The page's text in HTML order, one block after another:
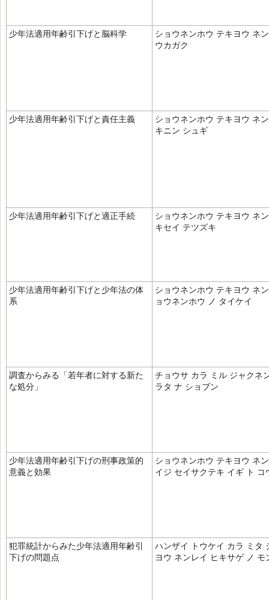
少年法適用年齢引下げと脳科学
ショウネンホウ テキヨウ ネ
ウカガク
少年法適用年齢引下げと責任主義
ショウネンホウ テキヨウ ネ
キニン シュギ
少年法適用年齢引下げと適正手続
ショウネンホウ テキヨウ ネ
キセイ テツズキ
少年法適用年齢引下げと少年法の体
系
ショウネンホウ テキヨウ ネ
ョウネンホウ ノ タイケイ
調査からみる「若年者に対する新た
な処分」
チョウサ カラ ミル ジャクネ
ラタ ナ ショブン
少年法適用年齢引下げの刑事政策的
意義と効果
ショウネンホウ テキヨウ ネ
イジ セイサクテキ イギ ト コ
犯罪統計からみた少年法適用年齢引
下げの問題点
ハンザイ トウケイ カラ ミタ
ヨウ ネンレイ ヒキサゲ ノ モ